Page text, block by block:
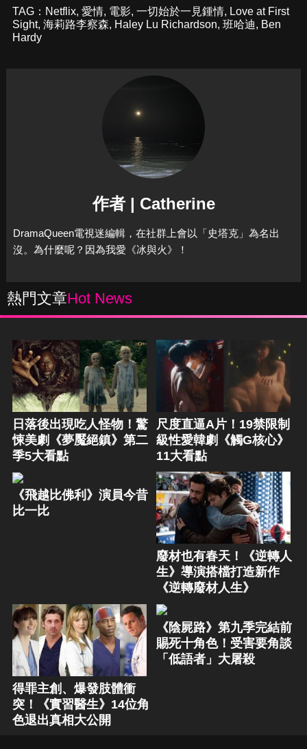
TAG： Netflix, 愛情, 電影, 一切始於一見鍾情, Love at First
Sight, 海莉路李察森, Haley Lu Richardson, 班哈迪, Ben
Hardy
作者 | Catherine
DramaQueen電視迷編輯，在社群上會以「史塔克」為名出
沒。為什麼呢？因為我愛《冰與火》！
熱門文章Hot News
日落後出現吃人怪物！驚
悚美劇《夢魘絕鎮》第二
季5大看點
尺度直逼A片！19禁限制
級性愛韓劇《觸G核心》
11大看點
《飛越比佛利》演員今昔
比一比
廢材也有春天！《逆轉人
生》導演搭檔打造新作
《逆轉廢材人生》
得罪主創、爆發肢體衝
突！《實習醫生》14位角
色退出真相大公開
《陰屍路》第九季完結前
賜死十角色！受害要角談
「低語者」大屠殺